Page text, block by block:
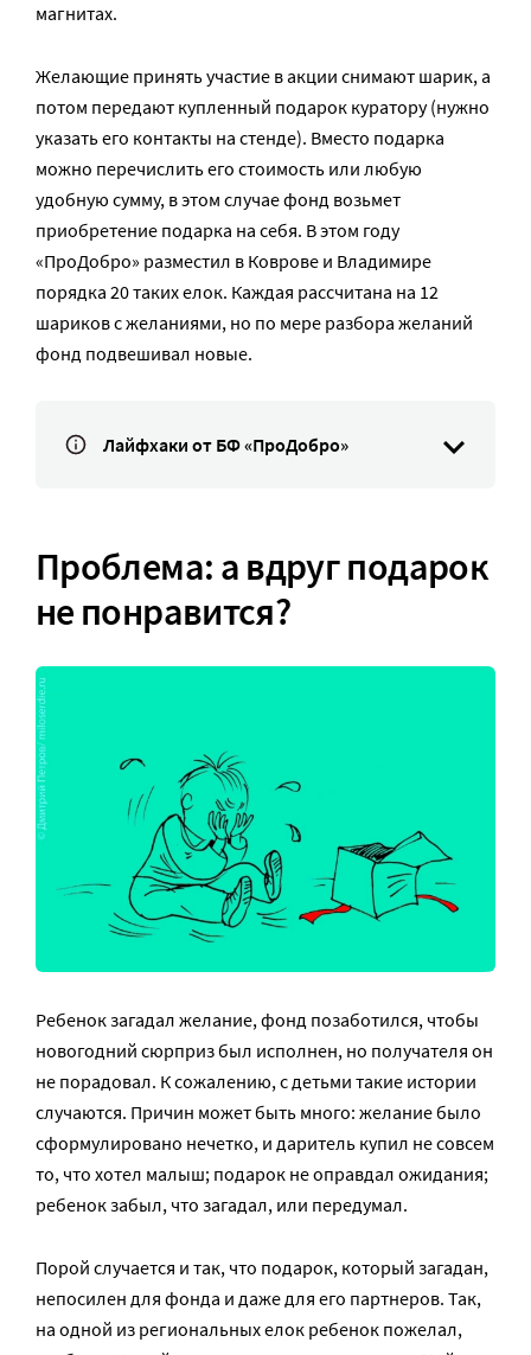
магнитах.
Желающие принять участие в акции снимают шарик, а
потом передают купленный подарок куратору (нужно
указать его контакты на стенде). Вместо подарка
можно перечислить его стоимость или любую
удобную сумму, в этом случае фонд возьмет
приобретение подарка на себя. В этом году
«ПроДобро» разместил в Коврове и Владимире
порядка 20 таких елок. Каждая рассчитана на 12
шариков с желаниями, но по мере разбора желаний
фонд подвешивал новые.
Лайфхаки от БФ «ПроДобро»
Проблема: а вдруг подарок
не понравится?
Ребенок загадал желание, фонд позаботился, чтобы
новогодний сюрприз был исполнен, но получателя он
не порадовал. К сожалению, с детьми такие истории
случаются. Причин может быть много: желание было
сформулировано нечетко, и даритель купил не совсем
то, что хотел малыш; подарок не оправдал ожидания;
ребенок забыл, что загадал, или передумал.
Порой случается и так, что подарок, который загадан,
непосилен для фонда и даже для его партнеров. Так,
на одной из региональных елок ребенок пожелал,